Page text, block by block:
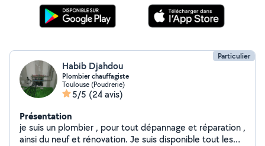
Particulier
Habib Djahdou
Plombier chauffagiste
Toulouse (Poudrerie)
5/5 (24 avis)
Présentation
je suis un plombier , pour tout dépannage et réparation ,
ainsi du neuf et rénovation. Je suis disponible tout les